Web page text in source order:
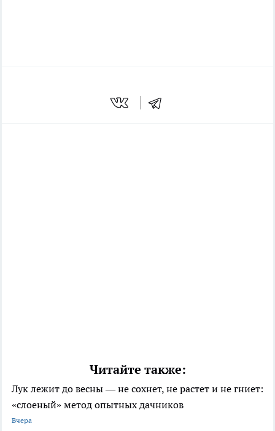
Читайте также:
Лук лежит до весны — не сохнет, не растет и не гниет:
«слоеный» метод опытных дачников
Вчера